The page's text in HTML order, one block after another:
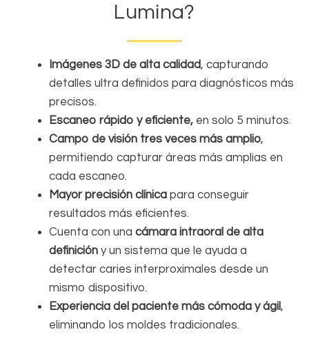
Lumina?
Imágenes 3D de alta calidad, capturando
detalles ultra definidos para diagnósticos más
precisos.
Escaneo rápido y eficiente, en solo 5 minutos.
Campo de visión tres veces más amplio,
permitiendo capturar áreas más amplias en
cada escaneo.
Mayor precisión clínica para conseguir
resultados más eficientes.
Cuenta con una cámara intraoral de alta
definición y un sistema que le ayuda a
detectar caries interproximales desde un
mismo dispositivo.
Experiencia del paciente más cómoda y ágil,
eliminando los moldes tradicionales.